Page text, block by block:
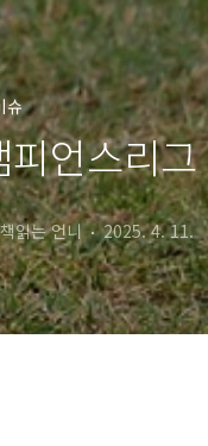
슈
피언스리
읽는 언니 2025. 4. 11.